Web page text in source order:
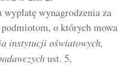
wynagrodzenia za
o których mowa
instytucji oświatowych,
ust. 5,